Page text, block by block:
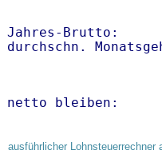
Jahres-
netto
ausführlicher Lohnsteuerrechner